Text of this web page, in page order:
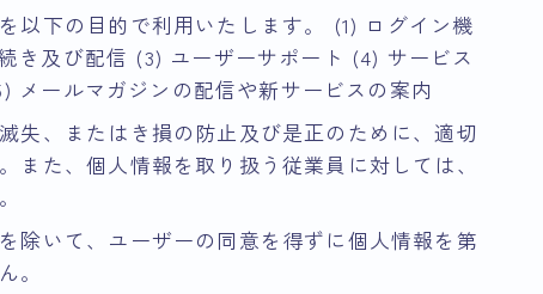
以下の目的で利用いたします。 (1) ログイン機
き及び配信 (3) ユーザーサポート (4) サービス
メールマガジンの配信や新サービスの案内
失、またはき損の防止及び是正のために、適切
また、個人情報を取り扱う従業員に対しては、
除いて、ユーザーの同意を得ずに個人情報を第
。